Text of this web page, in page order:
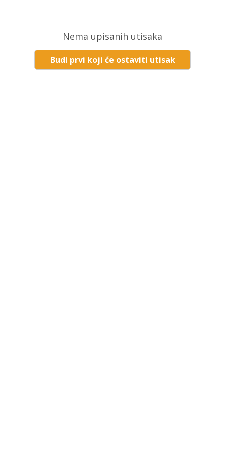
Nema upisanih utisaka
Budi prvi koji će ostaviti utisak